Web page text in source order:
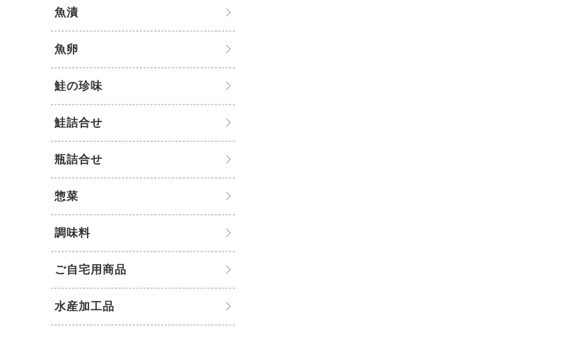
魚漬
魚卵
鮭の珍味
鮭詰合せ
瓶詰合せ
惣菜
調味料
ご自宅用商品
水産加工品